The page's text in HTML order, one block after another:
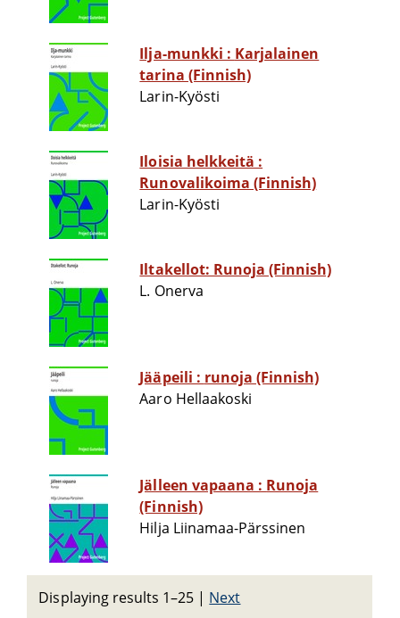
Ilja-munkki : Karjalainen
tarina (Finnish)
Larin-Kyösti
Iloisia helkkeitä :
Runovalikoima (Finnish)
Larin-Kyösti
Iltakellot: Runoja (Finnish)
L. Onerva
Jääpeili : runoja (Finnish)
Aaro Hellaakoski
Jälleen vapaana : Runoja
(Finnish)
Hilja Liinamaa-Pärssinen
Displaying results 1–25 | Next